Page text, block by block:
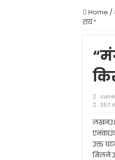
Home /
राय “
357
लखनउ।
उक्त
मिलने